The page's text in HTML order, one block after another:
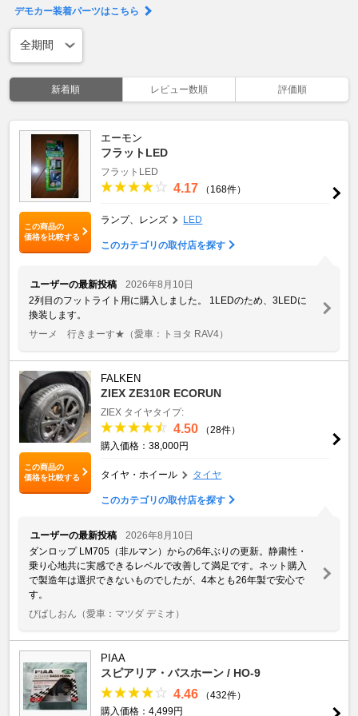
デモカー装着パーツはこちら
新着順 レビュー数順 評価順
この商品の
価格を比較する
エーモン
フラットLED
フラットLED
4.17 （168件）
ランプ、レンズ LED
このカテゴリの取付店を探す
ユーザーの最新投稿
2026年8月10日
2列目のフットライト用に購入しました。 1LEDのため、3LEDに
換装します。
サーメ 行きまーす★ （愛車：トヨタ RAV4）
この商品の
価格を比較する
FALKEN
ZIEX ZE310R ECORUN
ZIEX タイヤタイプ:
4.50
（28件）
購入価格：38,000円
タイヤ・ホイール タイヤ
このカテゴリの取付店を探す
ユーザーの最新投稿
2026年8月10日
ダンロップ LM705（非ルマン）からの6年ぶりの更新。静粛性・
乗り心地共に実感できるレベルで改善して満足です。ネット購入
で製造年は選択できないものでしたが、4本とも26年製で安心で
す。
びばしおん （愛車：マツダ デミオ）
PIAA
スピアリア・バスホーン / HO-9
4.46
（432件）
購入価格：4,499円